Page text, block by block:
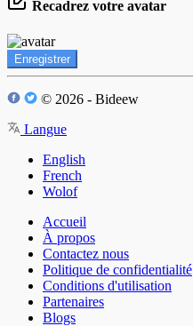
Recadrez votre avatar
Enregistrer
© 2026 - Bideew
Langue
English
French
Wolof
Accueil
À propos
Contactez nous
Politique de confidentialité
Conditions d'utilisation
Partenaires
Blogs